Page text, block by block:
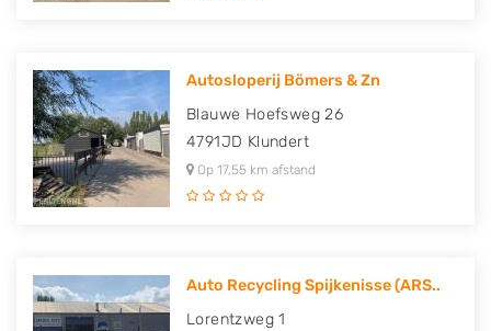
Autosloperij Bömers & Zn
Blauwe Hoefsweg 26
4791JD Klundert
Op 17,55 km afstand
Auto Recycling Spijkenisse (ARS..
Lorentzweg 1